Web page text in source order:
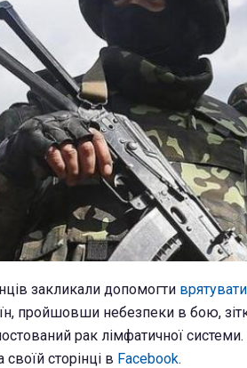
закликали допомогти
пройшовши небезпеки в бою,
рак лімфатичної
сторінці в Facebook.